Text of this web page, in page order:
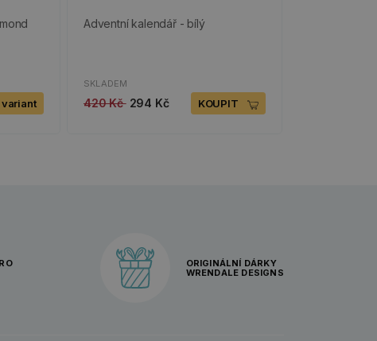
variant
Adventní kalendář - bílý
SKLADEM
420 Kč 294 Kč KOUPIT
ORIGINÁLNÍ DÁRKY
WRENDALE DESIGNS